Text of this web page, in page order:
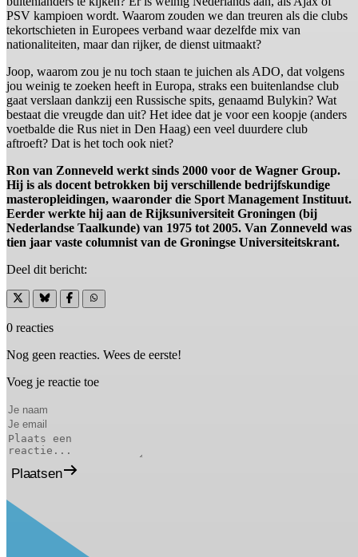
PSV kampioen wordt. Waarom zouden we dan treuren als die clubs
tekortschieten in Europees verband waar dezelfde mix van
nationaliteiten, maar dan rijker, de dienst uitmaakt?
Joop, waarom zou je nu toch staan te juichen als ADO, dat volgens
jou weinig te zoeken heeft in Europa, straks een buitenlandse club
gaat verslaan dankzij een Russische spits, genaamd Bulykin? Wat
bestaat die vreugde dan uit? Het idee dat je voor een koopje (anders
voetbalde die Rus niet in Den Haag) een veel duurdere club
aftroeft? Dat is het toch ook niet?
Ron van Zonneveld werkt sinds 2000 voor de Wagner Group.
Hij is als docent betrokken bij verschillende bedrijfskundige
masteropleidingen, waaronder die Sport Management Instituut.
Eerder werkte hij aan de Rijksuniversiteit Groningen (bij
Nederlandse Taalkunde) van 1975 tot 2005. Van Zonneveld was
tien jaar vaste columnist van de Groningse Universiteitskrant.
Deel dit bericht:
0 reacties
Nog geen reacties. Wees de eerste!
Voeg je reactie toe
Plaatsen